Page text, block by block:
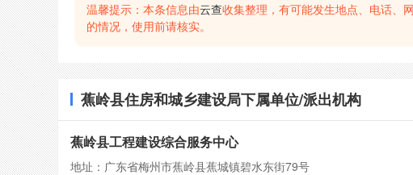
温馨提示：本条信息由云查收集整理，有可能发生地点、电话、
的情况，使用前请核实。
蕉岭县住房和城乡建设局下属单位/派出机构
蕉岭县工程建设综合服务中心
地址：广东省梅州市蕉岭县蕉城镇碧水东街79号